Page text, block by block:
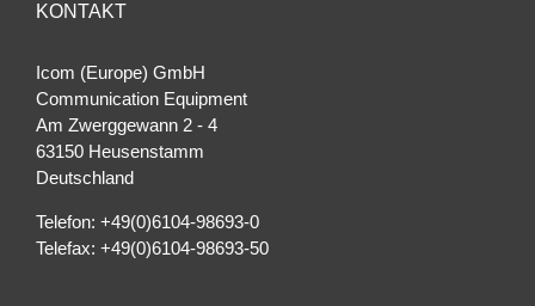
KONTAKT
Icom (Europe) GmbH
Communication Equipment
Am Zwerggewann 2 ‐ 4
63150 Heusenstamm
Deutschland
Telefon: +49(0)6104-98693-0
Telefax: +49(0)6104-98693-50